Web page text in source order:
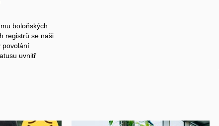
boloňských
registrů se naši
povolání
uvnitř